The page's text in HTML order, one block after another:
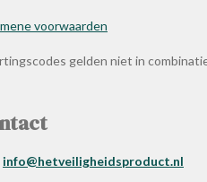
voorwaarden
gelden niet in
info@hetveiligheidsproduct.nl